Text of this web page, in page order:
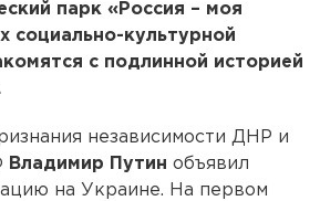
парк «Россия – моя
социально-культурной
с подлинной историей
независимости ДНР и
Владимир Путин объявил
на Украине. На первом